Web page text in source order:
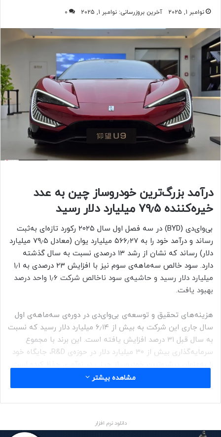
نوامبر 1, 2025 آخرین بروزرسانی: نوامبر 1, 2025 0
درآمد بزرگ‌ترین خودروساز چین به عدد
خیره‌کننده ۷۹٫۵ میلیارد دلار رسید
بی‌وای‌دی (BYD) در سه فصل اول سال ۲۰۲۵ رکورد تازه‌ای به‌ثبت
رساند و درآمد خود را به ۵۶۶٫۲۷ میلیارد یوان (معادل ۷۹٫۵ میلیارد
دلار) رساند که نشان از رشد ۱۳ درصدی نسبت به سال گذشته
دارد. سود خالص سه‌ماهه‌ی سوم نیز با افزایش ۲۳ درصدی به ۱٫۱
میلیارد دلار رسید و حاشیه‌ی سود ناخالص شرکت ۱٫۶ واحد درصد
بهبود یافت.
هزینه‌های تحقیق و توسعه‌ی بی‌وای‌دی در دوره‌ی سه‌ماهه‌ی اول
سال جاری این شرکت به بیش از ۶٫۱۴ میلیارد دلار رسید که نسبت
به سال قبل ۳۱ درصد افزایش یافته است. این برند با مجموع
سرمایه‌گذاری بیش از ۳۰ میلیارد دلار در حوزه‌ی R&D، جایگاه خود
بی‌وای‌دی در ۹ ماه اول سال ۳٫۲۶ میلیون خودرو عرضه کرد که رشد
۱۸٫۶۴ درصدی را نسبت‌به سال قبل نشان می‌دهد. از این میزان،
مشاهده بیشتر
دانلود نرم افزار